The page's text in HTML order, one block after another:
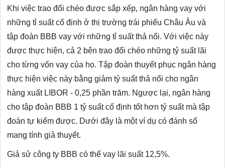
Khi việc trao đổi chéo được sắp xếp, ngân hàng vay với
những tỉ suất cố định ở thị trường trái phiếu Châu Âu và
tập đoàn BBB vay với những tỉ suất thả nổi. Với việc này
được thực hiện, cả 2 bên trao đổi chéo những tỷ suất lãi
cho từng vốn vay của họ. Tập đoàn thuyết phục ngân hàng
thực hiện việc này bằng giảm tỷ suất thả nổi cho ngân
hàng xuất LIBOR - 0,25 phần trăm. Ngược lại, ngân hàng
cho tập đoàn BBB 1 tỷ suất cố định tốt hơn tỷ suất mà tập
đoàn tự kiếm được. Dưới đây là một ví dụ có đánh số
mang tính giả thuyết.
Giả sử công ty BBB có thể vay lãi suất 12,5%.